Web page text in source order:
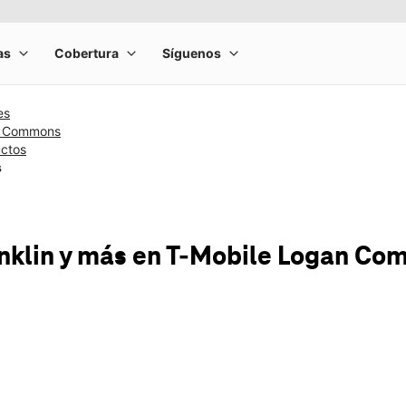
y más en T-Mobile Logan